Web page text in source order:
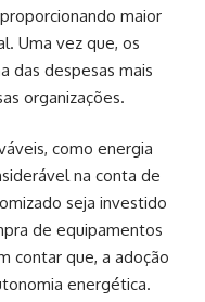
maior
Uma vez que, os
das despesas mais
organizações.
como energia
na conta de
seja investido
de equipamentos
contar que, a adoção
energética.